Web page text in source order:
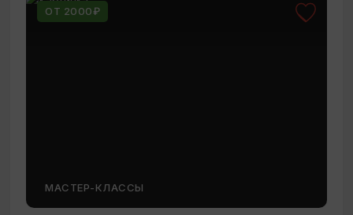
ОТ 2000₽
МАСТЕР-КЛАССЫ